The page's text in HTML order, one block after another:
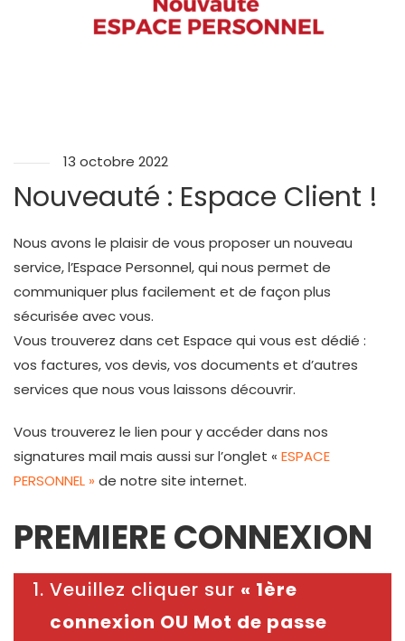
13 octobre 2022
Nouveauté : Espace Client !
Nous avons le plaisir de vous proposer un nouveau
service, l’Espace Personnel, qui nous permet de
communiquer plus facilement et de façon plus
sécurisée avec vous.
Vous trouverez dans cet Espace qui vous est dédié :
vos factures, vos devis, vos documents et d’autres
services que nous vous laissons découvrir.
Vous trouverez le lien pour y accéder dans nos
signatures mail mais aussi sur l’onglet « ESPACE
PERSONNEL » de notre site internet.
PREMIERE CONNEXION
Veuillez cliquer sur « 1ère
connexion OU Mot de passe